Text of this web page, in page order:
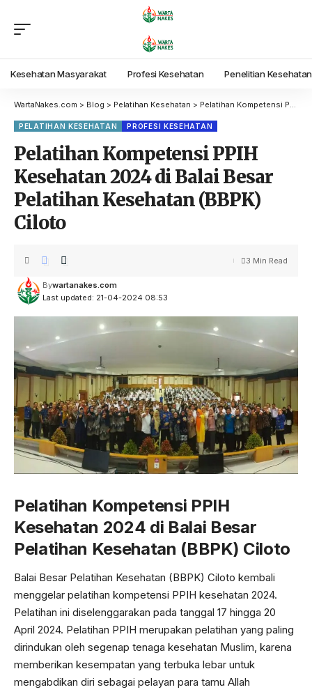
Kesehatan Masyarakat Profesi Kesehatan Penelitian Kesehatan
WartaNakes.com > Blog > Pelatihan Kesehatan > Pelatihan Kompetensi PPIH Kesehatan 2024 di Balai Besar Pelatihan Kesehatan (BBPK) Ciloto
PELATIHAN KESEHATAN PROFESI KESEHATAN
Pelatihan Kompetensi PPIH
Kesehatan 2024 di Balai Besar
Pelatihan Kesehatan (BBPK)
Ciloto
Last updated: 21-04-2024 08:53
Bywartanakes.com
3 Min Read
Pelatihan Kompetensi PPIH
Kesehatan 2024 di Balai Besar
Pelatihan Kesehatan (BBPK) Ciloto
Balai Besar Pelatihan Kesehatan (BBPK) Ciloto kembali
menggelar pelatihan kompetensi PPIH kesehatan 2024.
Pelatihan ini diselenggarakan pada tanggal 17 hingga 20
April 2024. Pelatihan PPIH merupakan pelatihan yang paling
dirindukan oleh segenap tenaga kesehatan Muslim, karena
memberikan kesempatan yang terbuka lebar untuk
mengabdikan diri sebagai pelayan para tamu Allah